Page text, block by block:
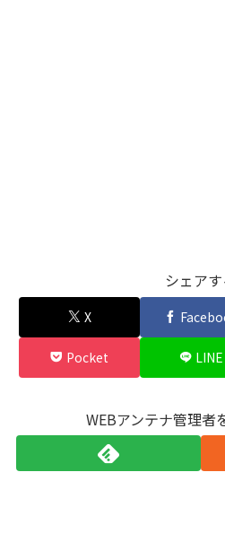
シェアす
X
Pocket LINE
WEBアンテナ管理者